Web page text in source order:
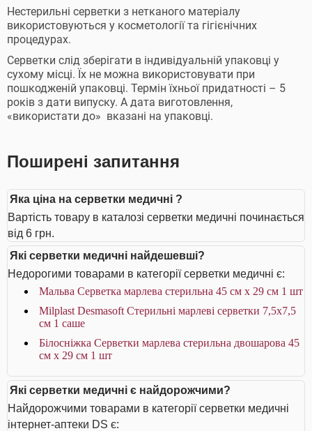
Нестерильні серветки з нетканого матеріалу
використовуються у косметології та гігієнічних
процедурах.
Серветки слід зберігати в індивідуальній упаковці у
сухому місці. Їх не можна використовувати при
пошкодженій упаковці. Термін їхньої придатності – 5
років з дати випуску. А дата виготовлення,
«використати до» вказані на упаковці.
Поширені запитання
Яка ціна на серветки медичні ?
Вартість товару в каталозі серветки медичні починається
від 6 грн.
Які серветки медичні найдешевші?
Недорогими товарами в категорії серветки медичні є:
Мальва Серветка марлева стерильна 45 см x 29 cм 1 шт
Milplast Desmasoft Стерильні марлеві серветки 7,5x7,5
см 1 саше
Білосніжка Серветки марлева стерильна двошарова 45
см х 29 см 1 шт
Які серветки медичні є найдорожчими?
Найдорожчими товарами в категорії серветки медичні
інтернет-аптеки DS є: